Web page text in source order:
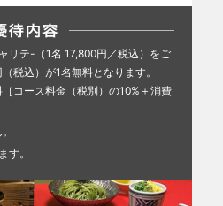
リテ-（1名 17,800円／税込）をご
税込）が1名無料となります。
コース料金（税別）の10%＋消費
す。